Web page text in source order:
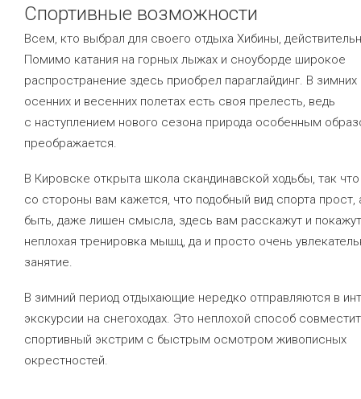
Спортивные возможности
Всем, кто выбрал для своего отдыха Хибины,
Помимо катания на горных лыжах и сноуборде широкое
распространение здесь приобрел параглайдинг. В зимних
осенних и весенних полетах есть своя прелесть, ведь
с наступлением нового сезона природа особенным
преображается.
В Кировске открыта школа скандинавской ходьбы, так
со стороны вам кажется, что подобный вид спорта
быть, даже лишен смысла, здесь вам расскажут и
неплохая тренировка мышц, да и просто очень
занятие.
В зимний период отдыхающие нередко отправляются в
экскурсии на снегоходах. Это неплохой способ
спортивный экстрим с быстрым осмотром живописных
окрестностей.